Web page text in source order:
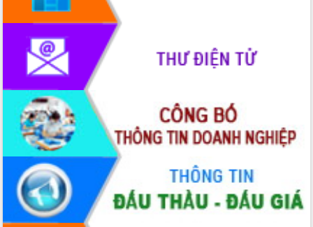
doanh nghiệp nhà nước
Hội nghị triển khai kết nối mạng
truyền số liệu chuyên dùng phục vụ cơ
quan Đảng, Nhà nước
Lễ phát động chuỗi hoạt động chung
tay làm sạch môi trường
Xã Ea Kar bước chuyển mình trong
công tác cải cách hành chính mô hình
mới
UBND tỉnh họp báo định kỳ tháng 4
năm 2026
Hội thảo khoa học “Giải pháp thúc đẩy
phát triển nền kinh tế xanh tại tỉnh
Đắk Lắk”